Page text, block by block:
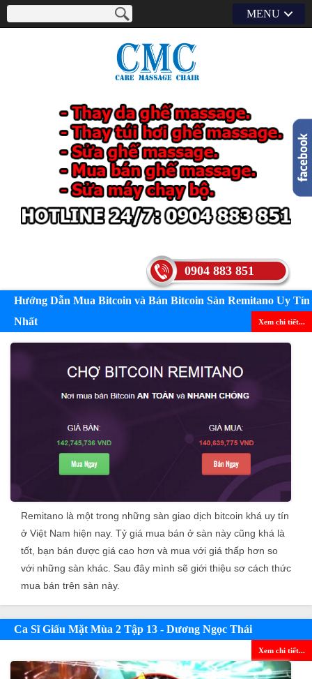
MENU
0904 883 851
Hướng Dẫn Mua Bitcoin và Bán Bitcoin Sàn Remitano Uy Tín
Nhất
Xem chi tiết...
Remitano là một trong những sàn giao dịch bitcoin khá uy tín
ở Việt Nam hiện nay. Tỷ giá mua bán ở sàn này cũng khá là
tốt, bạn bán được giá cao hơn và mua với giá thấp hơn so
với những sàn khác. Sau đây mình sẽ giới thiệu sơ cách thức
mua bán trên sàn này.
Ca Sĩ Giấu Mặt Mùa 2 Tập 13 - Dương Ngọc Thái
Xem chi tiết...